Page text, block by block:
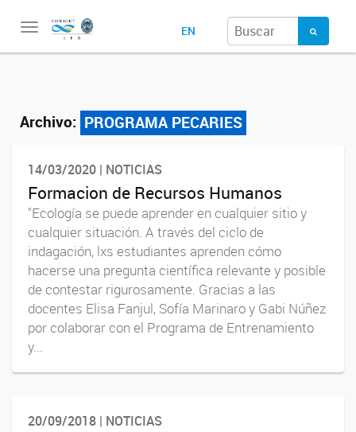
Toggle
EN
Archivo: PROGRAMA PECARIES
14/03/2020 | NOTICIAS
Formacion de Recursos Humanos
"Ecología se puede aprender en cualquier sitio y
cualquier situación. A través del ciclo de
indagación, lxs estudiantes aprenden cómo
hacerse una pregunta científica relevante y posible
de contestar rigurosamente. Gracias a las
docentes Elisa Fanjul, Sofía Marinaro y Gabi Núñez
por colaborar con el Programa de Entrenamiento
y...
20/09/2018 | NOTICIAS